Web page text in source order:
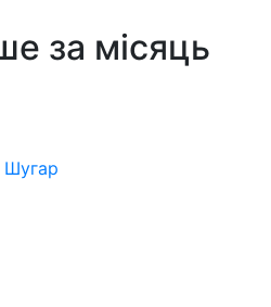
за місяць
Шугар